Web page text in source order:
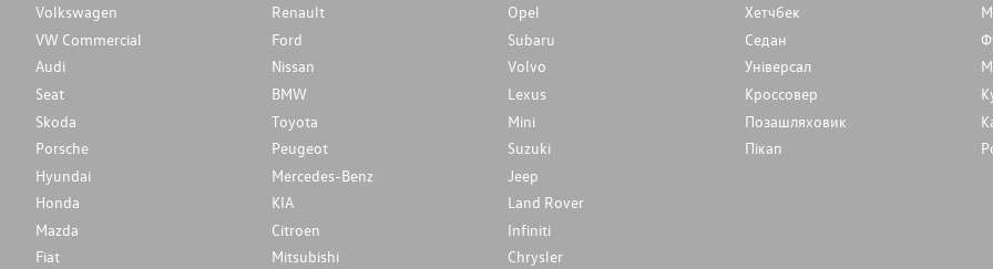
Volkswagen
Renault
VW Commercial
Ford
Audi
Nissan
Seat
BMW
Skoda
Toyota
Porsche
Peugeot
Hyundai
Mercedes-Benz
Honda
KIA
Mazda
Citroen
Fiat
Mitsubishi
Opel
Subaru
Volvo
Lexus
Mini
Suzuki
Jeep
Land Rover
Infiniti
Chrysler
Хетчбек
Седан
Унiверсал
Кроссовер
Позашляховик
Пікап